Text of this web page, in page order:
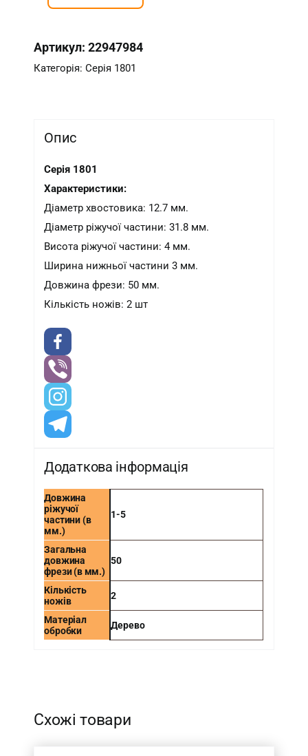
кількість
Артикул:22947984
Категорія:Серія 1801
Опис
Серія 1801
Характеристики:
Діаметр хвостовика: 12.7 мм.
Діаметр ріжучої частини: 31.8 мм.
Висота ріжучої частини: 4 мм.
Ширина нижньої частини 3 мм.
Довжина фрези: 50 мм.
Кількість ножів: 2 шт
Додаткова інформація
Довжина
ріжучої
частини (в
мм.)
1-5
Загальна
довжина
фрези (в мм.)
50
Кількість
ножів
2
Матеріал
обробки
Дерево
Схожі товари